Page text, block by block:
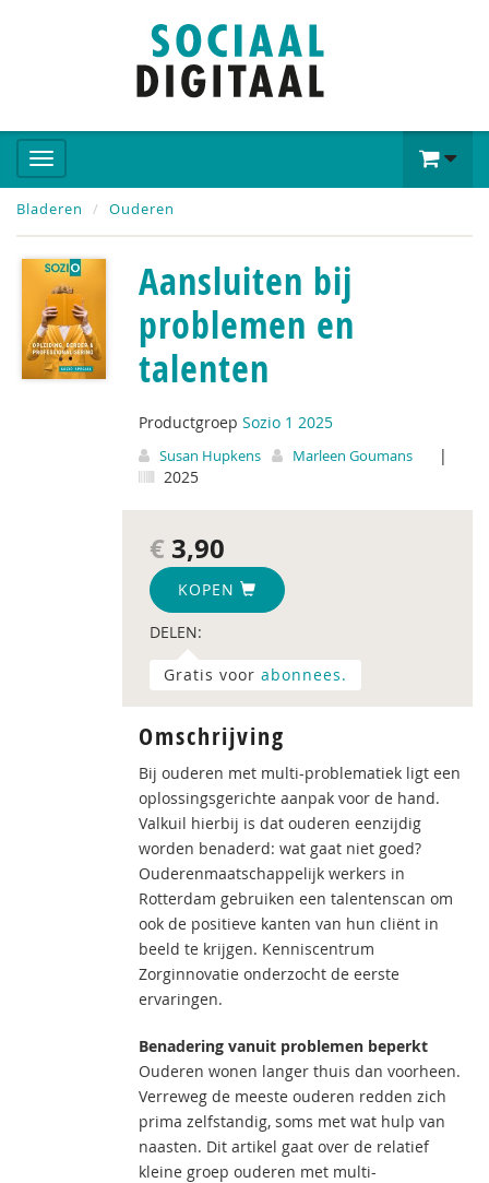
Bladeren Ouderen
Aansluiten bij
problemen en
talenten
Productgroep Sozio 1 2025
Susan Hupkens Marleen Goumans
|
2025
€ 3,90
KOPEN
DELEN:
Gratis voor abonnees.
Omschrijving
Bij ouderen met multi-problematiek ligt een
oplossingsgerichte aanpak voor de hand.
Valkuil hierbij is dat ouderen eenzijdig
worden benaderd: wat gaat niet goed?
Ouderenmaatschappelijk werkers in
Rotterdam gebruiken een talentenscan om
ook de positieve kanten van hun cliënt in
beeld te krijgen. Kenniscentrum
Zorginnovatie onderzocht de eerste
ervaringen.
Benadering vanuit problemen beperkt
Ouderen wonen langer thuis dan voorheen.
Verreweg de meeste ouderen redden zich
prima zelfstandig, soms met wat hulp van
naasten. Dit artikel gaat over de relatief
kleine groep ouderen met multi-